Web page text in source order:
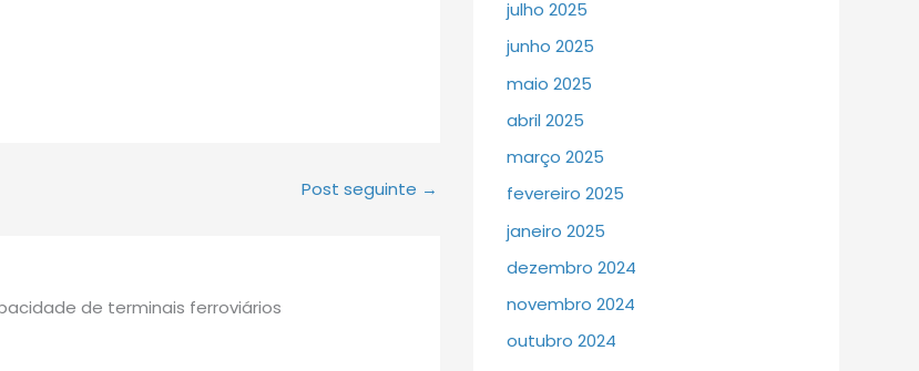
Post seguinte →
de terminais ferroviários
julho 2025
junho 2025
maio 2025
abril 2025
março 2025
fevereiro 2025
janeiro 2025
dezembro 2024
novembro 2024
outubro 2024